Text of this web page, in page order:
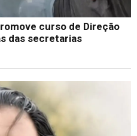
curso de Direção
das secretarias